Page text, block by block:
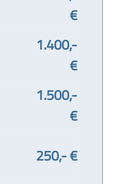
€
1.400,-
€
1.500,-
€
250,- €